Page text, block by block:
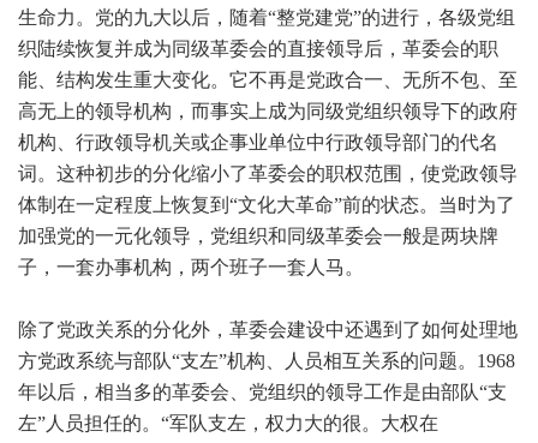
生命力。党的九大以后，随着“整党建党”的进行，各级党组
织陆续恢复并成为同级革委会的直接领导后，革委会的职
能、结构发生重大变化。它不再是党政合一、无所不包、至
高无上的领导机构，而事实上成为同级党组织领导下的政府
机构、行政领导机关或企事业单位中行政领导部门的代名
词。这种初步的分化缩小了革委会的职权范围，使党政领导
体制在一定程度上恢复到“文化大革命”前的状态。当时为了
加强党的一元化领导，党组织和同级革委会一般是两块牌
子，一套办事机构，两个班子一套人马。
除了党政关系的分化外，革委会建设中还遇到了如何处理地
方党政系统与部队“支左”机构、人员相互关系的问题。1968
年以后，相当多的革委会、党组织的领导工作是由部队“支
左”人员担任的。“军队支左，权力大的很。大权在